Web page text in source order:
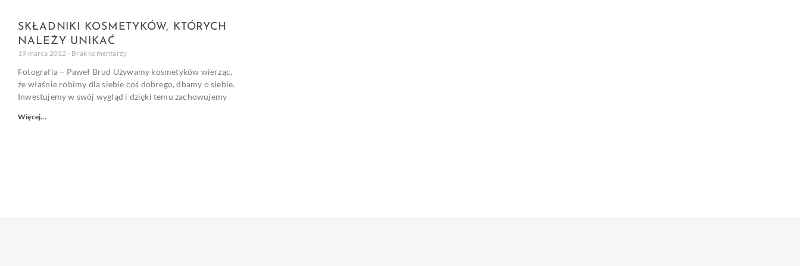
SKŁADNIKI KOSMETYKÓW, KTÓRYCH
NALEŻY UNIKAĆ
19 marca 2012 Brak komentarzy
Fotografia – Paweł Brud Używamy kosmetyków wierząc,
że właśnie robimy dla siebie coś dobrego, dbamy o siebie.
Inwestujemy w swój wygląd i dzięki temu zachowujemy
Więcej...